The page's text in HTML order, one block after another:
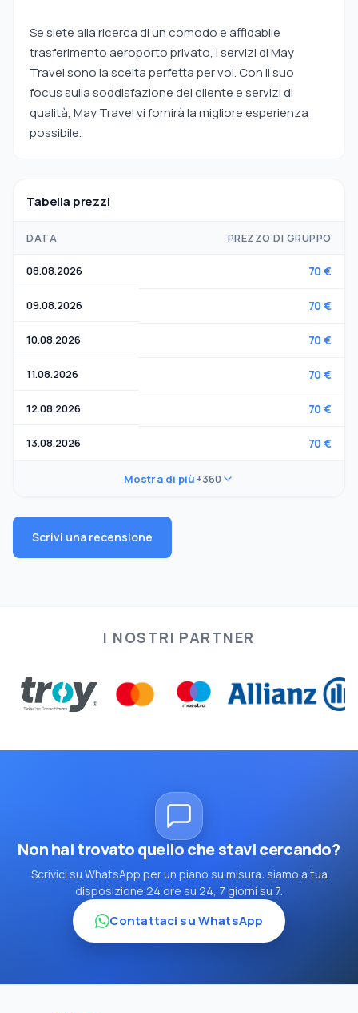
Se siete alla ricerca di un comodo e affidabile
trasferimento aeroporto privato, i servizi di May
Travel sono la scelta perfetta per voi. Con il suo
focus sulla soddisfazione del cliente e servizi di
qualità, May Travel vi fornirà la migliore esperienza
possibile.
Tabella prezzi
DATA PREZZO DI GRUPPO
08.08.2026 70 €
09.08.2026 70 €
10.08.2026 70 €
11.08.2026 70 €
12.08.2026 70 €
13.08.2026 70 €
Mostra di più+360
Scrivi una recensione
I NOSTRI PARTNER
Non hai trovato quello che stavi cercando?
Scrivici su WhatsApp per un piano su misura: siamo a tua
disposizione 24 ore su 24, 7 giorni su 7.
Contattaci su WhatsApp